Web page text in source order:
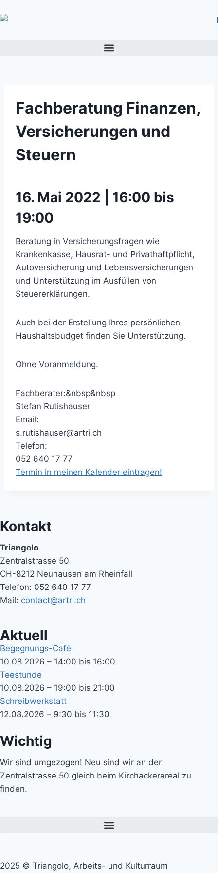
Fachberatung Finanzen,
Versicherungen und
Steuern
16. Mai 2022 | 16:00 bis
19:00
Beratung in Versicherungsfragen wie
Krankenkasse, Hausrat- und Privathaftpflicht,
Autoversicherung und Lebensversicherungen
und Unterstützung im Ausfüllen von
Steuererklärungen.
Auch bei der Erstellung Ihres persönlichen
Haushaltsbudget finden Sie Unterstützung.
Ohne Voranmeldung.
Fachberater:&nbsp&nbsp
Stefan Rutishauser
Email:
s.rutishauser@artri.ch
Telefon:
052 640 17 77
Termin in meinen Kalender eintragen!
Kontakt
Triangolo
Zentralstrasse 50
CH-8212 Neuhausen am Rheinfall
Telefon: 052 640 17 77
Mail: contact@artri.ch
Aktuell
Begegnungs-Café
10.08.2026 – 14:00 bis 16:00
Teestunde
10.08.2026 – 19:00 bis 21:00
Schreibwerkstatt
12.08.2026 – 9:30 bis 11:30
Wichtig
Wir sind umgezogen! Neu sind wir an der
Zentralstrasse 50 gleich beim Kirchackerareal zu
finden.
2025 © Triangolo, Arbeits- und Kulturraum